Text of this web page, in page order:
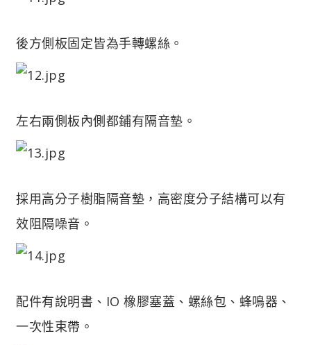
後方側板固定皆為手轉螺絲。
左右兩側板內側都鋪有隔音墊。
採用高分子樹脂隔音墊，高密度分子結構可以有
效阻隔噪音。
配件有說明書、IO 橡膠塞蓋、螺絲包、蜂鳴器、
一次性束帶。